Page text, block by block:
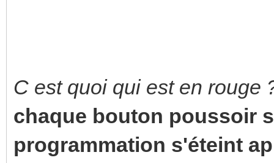
C est quoi qui est en rouge
chaque bouton poussoir
programmation s'éteint